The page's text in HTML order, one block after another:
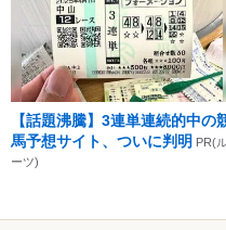
【話題沸騰】3連単連続的中の
馬予想サイト、ついに判明 PR(
ーツ)